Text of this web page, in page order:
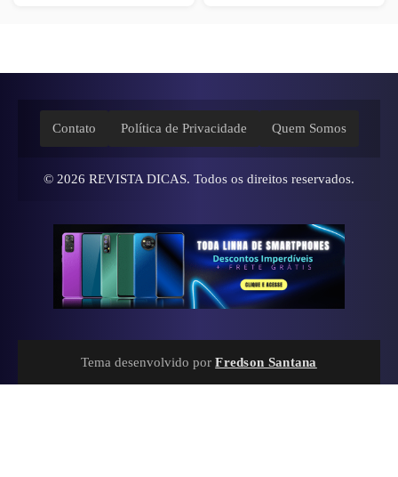
Contato Política de Privacidade Quem Somos
© 2026 REVISTA DICAS. Todos os direitos reservados.
Tema desenvolvido por Fredson Santana